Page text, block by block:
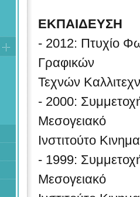
ΕΚΠΑΙΔΕΥΣΗ
- 2012: Πτυχίο
Γραφικών
Τεχνών
- 2000:
Μεσογειακό
Ινστιτούτο
- 1999:
Μεσογειακό